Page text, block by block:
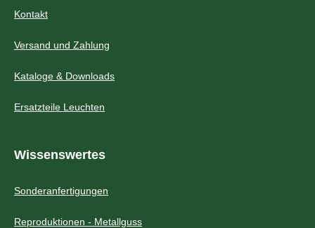
Kontakt
Versand und Zahlung
Kataloge & Downloads
Ersatzteile Leuchten
Wissenswertes
Sonderanfertigungen
Reproduktionen - Metallguss